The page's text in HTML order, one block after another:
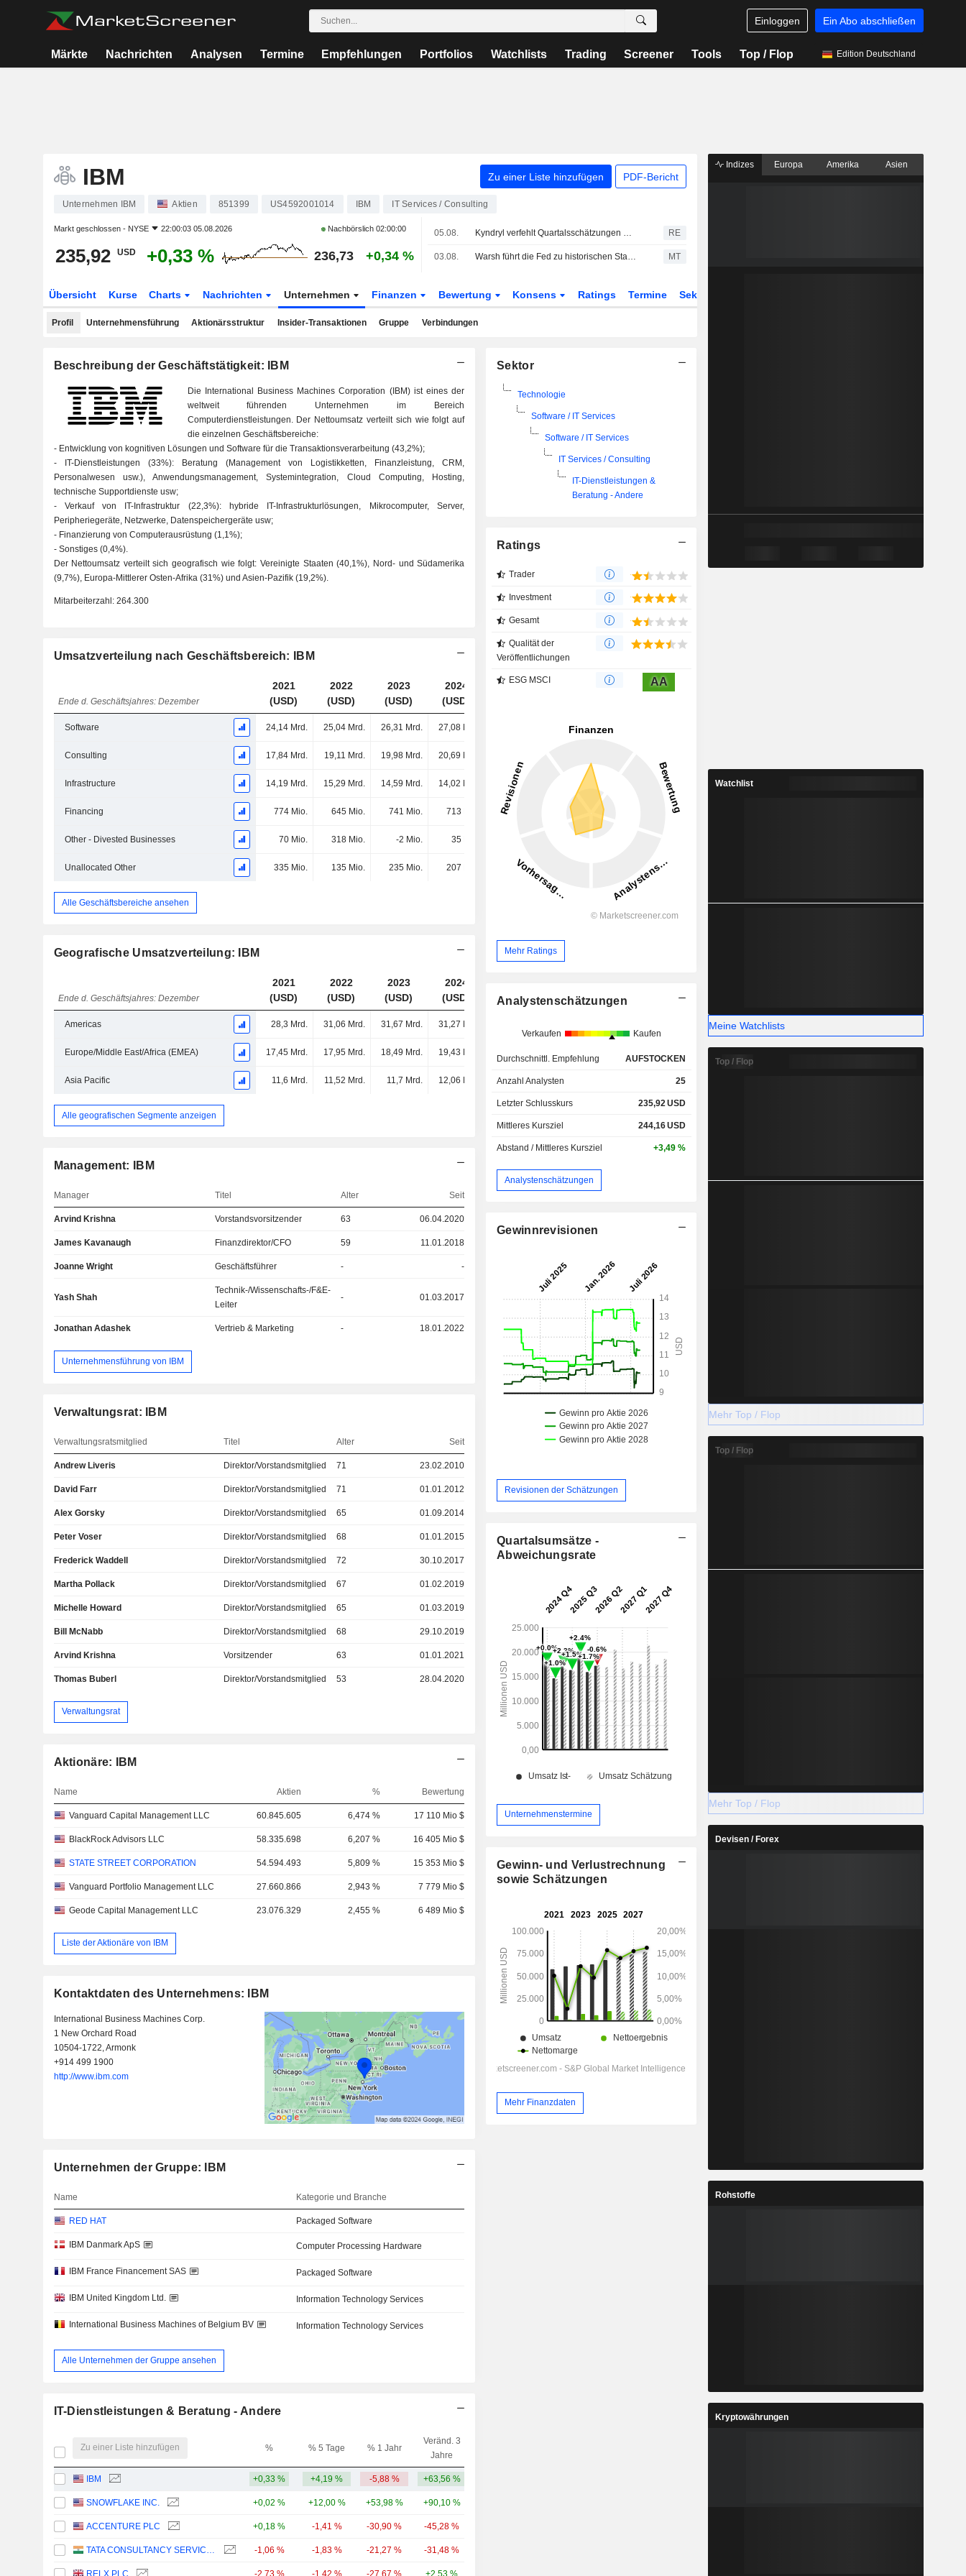
Einloggen Ein Abo abschließen
Märkte Nachrichten Analysen Termine Empfehlungen Portfolios Watchlists Trading Screener Tools Top / Flop Edition Deutschland
IBM Zu einer Liste hinzufügen PDF-Bericht
Unternehmen IBM Aktien 851399 US4592001014 IBM IT Services / Consulting
Markt geschlossen - NYSE 22:00:03 05.08.2026 Nachbörslich02:00:00
235,92 USD +0,33 % 236,73 +0,34 %
05.08. Kyndryl verfehlt Quartalsschätzungen wegen schwacher Erlöse und Belastungen im Zusammenhang mit Stellenabbau RE
03.08. Warsh führt die Fed zu historischen Standards zurück, sagt Gary Cohn MT
Übersicht Kurse Charts Nachrichten Unternehmen Finanzen Bewertung Konsens Ratings Termine Sektor
Profil Unternehmensführung Aktionärsstruktur Insider-Transaktionen Gruppe Verbindungen
Beschreibung der Geschäftstätigkeit: IBM
Die International Business Machines Corporation (IBM) ist eines der
weltweit führenden Unternehmen im Bereich
Computerdienstleistungen. Der Nettoumsatz verteilt sich wie folgt auf
die einzelnen Geschäftsbereiche:
- Entwicklung von kognitiven Lösungen und Software für die Transaktionsverarbeitung (43,2%);
- IT-Dienstleistungen (33%): Beratung (Management von Logistikketten, Finanzleistung, CRM,
Personalwesen usw.), Anwendungsmanagement, Systemintegration, Cloud Computing, Hosting,
technische Supportdienste usw;
- Verkauf von IT-Infrastruktur (22,3%): hybride IT-Infrastrukturlösungen, Mikrocomputer, Server,
Peripheriegeräte, Netzwerke, Datenspeichergeräte usw;
- Finanzierung von Computerausrüstung (1,1%);
- Sonstiges (0,4%).
Der Nettoumsatz verteilt sich geografisch wie folgt: Vereinigte Staaten (40,1%), Nord- und Südamerika
(9,7%), Europa-Mittlerer Osten-Afrika (31%) und Asien-Pazifik (19,2%).
Mitarbeiterzahl: 264.300
Umsatzverteilung nach Geschäftsbereich: IBM
Ende d. Geschäftsjahres: Dezember
2021
(USD)
2022
(USD)
2023
(USD)
2024
(USD)
2025
Software 24,14 Mrd. 25,04 Mrd. 26,31 Mrd. 27,08 Mrd.
Consulting 17,84 Mrd. 19,11 Mrd. 19,98 Mrd. 20,69 Mrd.
Infrastructure 14,19 Mrd. 15,29 Mrd. 14,59 Mrd. 14,02 Mrd. 15,72 Mrd.
Financing 774 Mio. 645 Mio. 741 Mio. 713 Mio. 737 Mio.
Other - Divested Businesses 70 Mio. 318 Mio. -2 Mio. 35 Mio.
Unallocated Other 335 Mio. 135 Mio. 235 Mio. 207 Mio. 65 Mio.
Alle Geschäftsbereiche ansehen
Geografische Umsatzverteilung: IBM
Ende d. Geschäftsjahres: Dezember
2021
(USD)
2022
(USD)
2023
(USD)
2024
(USD)
(USD)
Americas 28,3 Mrd. 31,06 Mrd. 31,67 Mrd. 31,27 Mrd.
Europe/Middle East/Africa (EMEA) 17,45 Mrd. 17,95 Mrd. 18,49 Mrd. 19,43 Mrd.
Asia Pacific 11,6 Mrd. 11,52 Mrd. 11,7 Mrd. 12,06 Mrd. 12 Mrd.
Alle geografischen Segmente anzeigen
Management: IBM
Manager Titel Alter Seit
Arvind Krishna Vorstandsvorsitzender 63 06.04.2020
James Kavanaugh Finanzdirektor/CFO 59 11.01.2018
Joanne Wright Geschäftsführer - -
Yash Shah
Technik-/Wissenschafts-/F&E-
Leiter
- 01.03.2017
Jonathan Adashek Vertrieb & Marketing - 18.01.2022
Unternehmensführung von IBM
Verwaltungsrat: IBM
Verwaltungsratsmitglied Titel Alter Seit
Andrew Liveris Direktor/Vorstandsmitglied 71 23.02.2010
David Farr Direktor/Vorstandsmitglied 71 01.01.2012
Alex Gorsky Direktor/Vorstandsmitglied 65 01.09.2014
Peter Voser Direktor/Vorstandsmitglied 68 01.01.2015
Frederick Waddell Direktor/Vorstandsmitglied 72 30.10.2017
Martha Pollack Direktor/Vorstandsmitglied 67 01.02.2019
Michelle Howard Direktor/Vorstandsmitglied 65 01.03.2019
Bill McNabb Direktor/Vorstandsmitglied 68 29.10.2019
Arvind Krishna Vorsitzender 63 01.01.2021
Thomas Buberl Direktor/Vorstandsmitglied 53 28.04.2020
Verwaltungsrat
Aktionäre: IBM
Name Aktien % Bewertung
Vanguard Capital Management LLC 60.845.605 6,474 % 17 110 Mio $
BlackRock Advisors LLC 58.335.698 6,207 % 16 405 Mio $
STATE STREET CORPORATION 54.594.493 5,809 % 15 353 Mio $
Vanguard Portfolio Management LLC 27.660.866 2,943 % 7 779 Mio $
Geode Capital Management LLC 23.076.329 2,455 % 6 489 Mio $
Liste der Aktionäre von IBM
Kontaktdaten des Unternehmens: IBM
International Business Machines Corp.
1 New Orchard Road
10504-1722, Armonk
+914 499 1900
http://www.ibm.com
Unternehmen der Gruppe: IBM
Name Kategorie und Branche
RED HAT Packaged Software
IBM Danmark ApS Computer Processing Hardware
IBM France Financement SAS Packaged Software
IBM United Kingdom Ltd. Information Technology Services
International Business Machines of Belgium BV Information Technology Services
Alle Unternehmen der Gruppe ansehen
IT-Dienstleistungen & Beratung - Andere
Zu einer Liste hinzufügen % % 5 Tage % 1 Jahr
Veränd. 3
Jahre
IBM +0,33 % +4,19 % -5,88 % +63,56 %
SNOWFLAKE INC. +0,02 % +12,00 % +53,98 % +90,10 %
ACCENTURE PLC +0,18 % -1,41 % -30,90 % -45,28 %
-1,06 % -1,83 % -21,27 % -31,48 %
RELX PLC -2,73 % -1,42 % -27,67 % +2,53 %
Sektor
Technologie
Software / IT Services
Software / IT Services
IT Services / Consulting
IT-Dienstleistungen &
Beratung - Andere
Ratings
Trader
Investment
Gesamt
Qualität der
Veröffentlichungen
ESG MSCI AA
Mehr Ratings
Analystenschätzungen
Verkaufen Kaufen
Durchschnittl. Empfehlung AUFSTOCKEN
Anzahl Analysten 25
Letzter Schlusskurs 235,92USD
Mittleres Kursziel 244,16USD
Abstand / Mittleres Kursziel +3,49 %
Analystenschätzungen
Gewinnrevisionen
Revisionen der Schätzungen
Quartalsumsätze -
Abweichungsrate
Unternehmenstermine
Gewinn- und Verlustrechnung
sowie Schätzungen
Mehr Finanzdaten
Indizes Europa Amerika Asien
Watchlist
Meine Watchlists
Top / Flop
Mehr Top / Flop
Top / Flop
Mehr Top / Flop
Devisen / Forex
Rohstoffe
Kryptowährungen